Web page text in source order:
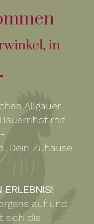
in
Allgäuer
mit
Dein Zuhause
ERLEBNIS!
auf und
sich die